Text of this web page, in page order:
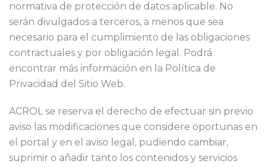
normativa de protección de datos aplicable. No
serán divulgados a terceros, a menos que sea
necesario para el cumplimiento de las obligaciones
contractuales y por obligación legal. Podrá
encontrar más información en la Política de
Privacidad del Sitio Web.
ACROL se reserva el derecho de efectuar sin previo
aviso las modificaciones que considere oportunas en
el portal y en el aviso legal, pudiendo cambiar,
suprimir o añadir tanto los contenidos y servicios